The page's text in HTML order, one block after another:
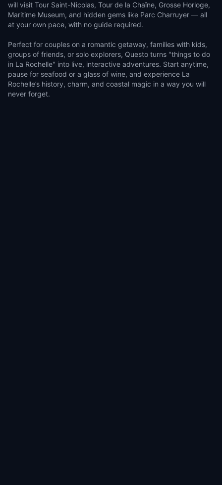
will visit Tour Saint-Nicolas, Tour de la Chaîne, Grosse Horloge,
Maritime Museum, and hidden gems like Parc Charruyer — all
at your own pace, with no guide required.
Perfect for couples on a romantic getaway, families with kids,
groups of friends, or solo explorers, Questo turns "things to do
in La Rochelle" into live, interactive adventures. Start anytime,
pause for seafood or a glass of wine, and experience La
Rochelle’s history, charm, and coastal magic in a way you will
never forget.